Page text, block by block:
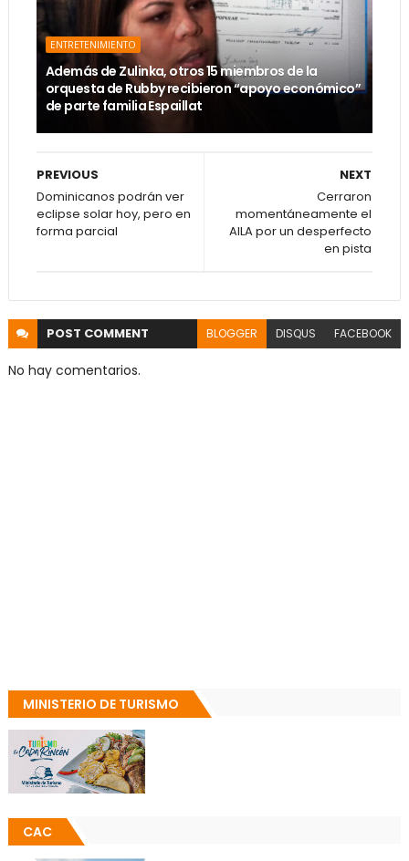
ENTRETENIMIENTO
Además de Zulinka, otros 15 miembros de la
orquesta de Rubby recibieron “apoyo económico”
de parte familia Espaillat
NEXT
Cerraron
momentáneamente el
AILA por un desperfecto
en pista
PREVIOUS
Dominicanos podrán ver
eclipse solar hoy, pero en
forma parcial
POST COMMENT BLOGGER DISQUS FACEBOOK
No hay comentarios.
MINISTERIO DE TURISMO
CAC